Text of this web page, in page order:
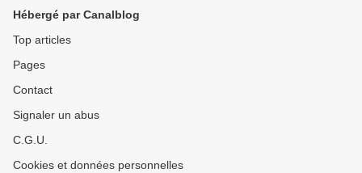
Hébergé par Canalblog
Top articles
Pages
Contact
Signaler un abus
C.G.U.
Cookies et données personnelles